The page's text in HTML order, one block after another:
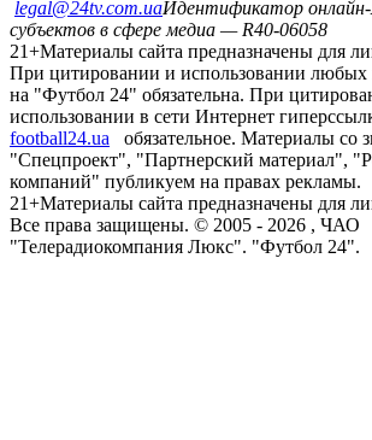
legal@24tv.com.uaИдентификатор
субъектов в сфере медиа — R40-06058
21+Материалы сайта предназначены для
При цитировании и использовании любых
на "Футбол 24" обязательна. При
использовании в сети Интернет
football24.ua
обязательное. Материалы со
"Спецпроект", "Партнерский материал",
компаний" публикуем на правах рекламы.
21+Материалы сайта предназначены для
Все права защищены. © 2005 - 2026 , ЧАО
"Телерадиокомпания Люкс". "Футбол 24".